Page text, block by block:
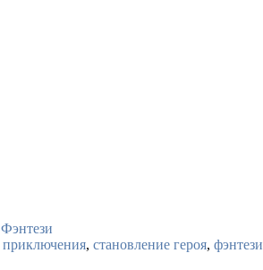
Фэнтези
приключения, становление героя, фэнтези